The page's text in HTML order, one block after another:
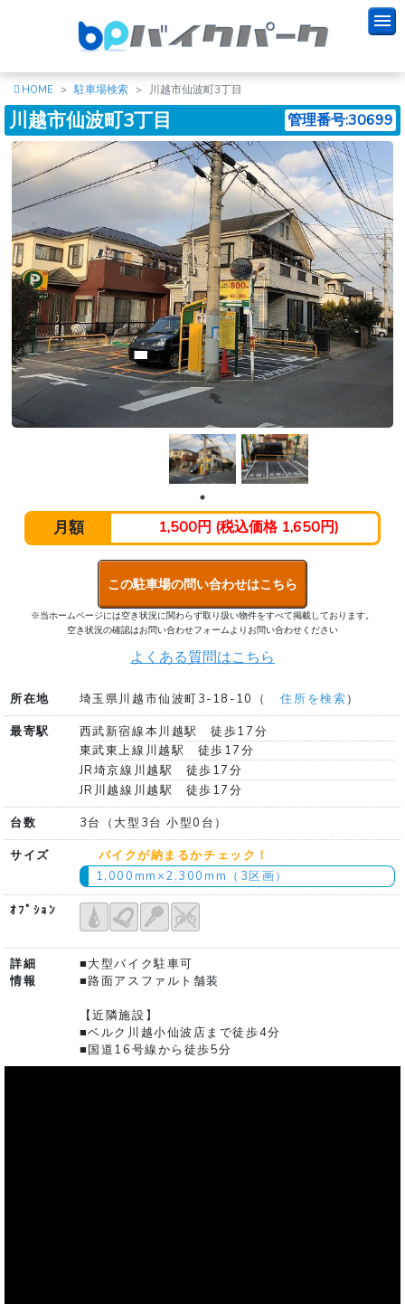
HOME 駐車場検索 川越市仙波町3丁目
川越市仙波町3丁目 管理番号:30699
月額 1,500円 (税込価格 1,650円)
この駐車場の問い合わせはこちら
※当ホームページには空き状況に関わらず取り扱い物件をすべて掲載しております。
空き状況の確認はお問い合わせフォームよりお問い合わせください
よくある質問はこちら
所在地 埼玉県川越市仙波町3-18-10（ 住所を検索）
最寄駅
西武新宿線本川越駅 徒歩17分
東武東上線川越駅 徒歩17分
JR埼京線川越駅 徒歩17分
JR川越線川越駅 徒歩17分
台数
3台（大型3台 小型0台）
サイズ
バイクが納まるかチェック！
1,000mm×2,300mm（3区画）
ｵﾌﾟｼｮﾝ
詳細
情報
■大型バイク駐車可
■路面アスファルト舗装
【近隣施設】
■ベルク川越小仙波店まで徒歩4分
■国道16号線から徒歩5分